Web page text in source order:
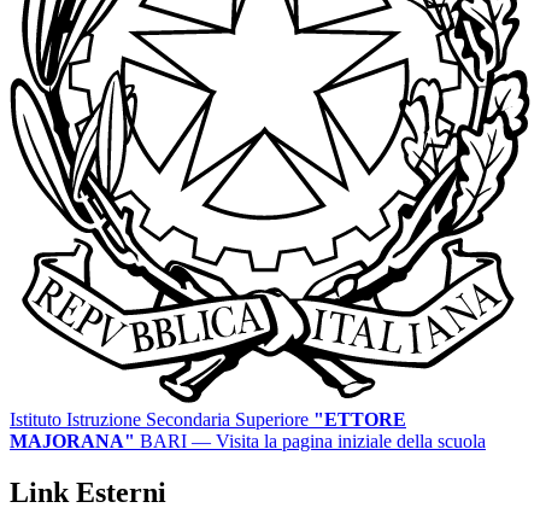
Istituto Istruzione Secondaria Superiore "ETTORE
MAJORANA" BARI — Visita la pagina iniziale della scuola
Link Esterni